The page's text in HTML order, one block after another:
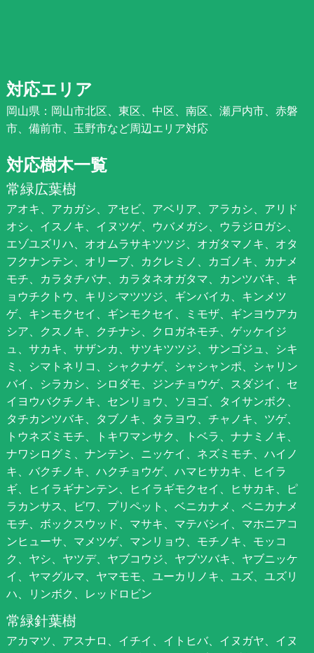
対応エリア
岡山県：岡山市北区、東区、中区、南区、瀬戸内市、赤磐
市、備前市、玉野市など周辺エリア対応
対応樹木一覧
常緑広葉樹
アオキ、アカガシ、アセビ、アベリア、アラカシ、アリド
オシ、イスノキ、イヌツゲ、ウバメガシ、ウラジロガシ、
エゾユズリハ、オオムラサキツツジ、オガタマノキ、オタ
フクナンテン、オリーブ、カクレミノ、カゴノキ、カナメ
モチ、カラタチバナ、カラタネオガタマ、カンツバキ、キ
ョウチクトウ、キリシマツツジ、ギンバイカ、キンメツ
ゲ、キンモクセイ、ギンモクセイ、ミモザ、ギンヨウアカ
シア、クスノキ、クチナシ、クロガネモチ、ゲッケイジ
ュ、サカキ、サザンカ、サツキツツジ、サンゴジュ、シキ
ミ、シマトネリコ、シャクナゲ、シャシャンポ、シャリン
バイ、シラカシ、シロダモ、ジンチョウゲ、スダジイ、セ
イヨウバクチノキ、センリョウ、ソヨゴ、タイサンボク、
タチカンツバキ、タブノキ、タラヨウ、チャノキ、ツゲ、
トウネズミモチ、トキワマンサク、トベラ、ナナミノキ、
ナワシログミ、ナンテン、ニッケイ、ネズミモチ、ハイノ
キ、バクチノキ、ハクチョウゲ、ハマヒサカキ、ヒイラ
ギ、ヒイラギナンテン、ヒイラギモクセイ、ヒサカキ、ピ
ラカンサス、ビワ、プリペット、ベニカナメ、ベニカナメ
モチ、ボックスウッド、マサキ、マテバシイ、マホニアコ
ンヒューサ、マメツゲ、マンリョウ、モチノキ、モッコ
ク、ヤシ、ヤツデ、ヤブコウジ、ヤブツバキ、ヤブニッケ
イ、ヤマグルマ、ヤマモモ、ユーカリノキ、ユズ、ユズリ
ハ、リンボク、レッドロビン
常緑針葉樹
アカマツ、アスナロ、イチイ、イトヒバ、イヌガヤ、イヌ